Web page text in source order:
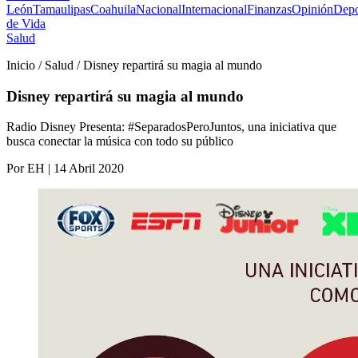
LeónTamaulipasCoahuilaNacionalInternacionalFinanzasOpinión
de Vida
Salud
Inicio / Salud / Disney repartirá su magia al mundo
Disney repartirá su magia al mundo
Radio Disney Presenta: #SeparadosPeroJuntos, una iniciativa que
busca conectar la música con todo su público
Por EH | 14 Abril 2020